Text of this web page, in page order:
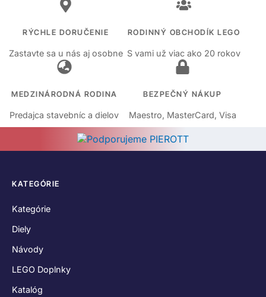
RÝCHLE DORUČENIE
Zastavte sa u nás aj osobne
RODINNÝ OBCHODÍK LEGO
S vami už viac ako 20 rokov
MEDZINÁRODNÁ RODINA
Predajca stavebníc a dielov
BEZPEČNÝ NÁKUP
Maestro, MasterCard, Visa
KATEGÓRIE
Kategórie
Diely
Návody
LEGO Doplnky
Katalóg